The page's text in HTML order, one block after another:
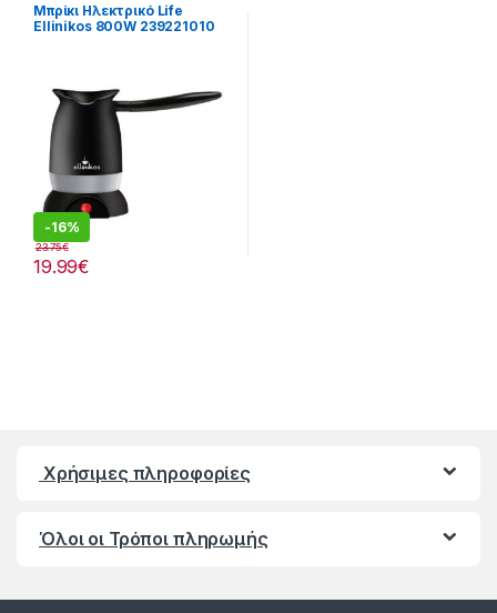
Μπρίκι Hλεκτρικό Life
Ellinikos 800W 239221010
-16%
19.99€
23.75€
Χρήσιμες πληροφορίες
Όλοι οι Τρόποι πληρωμής